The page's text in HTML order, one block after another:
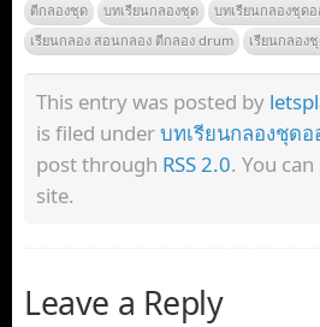
ตีกลองชุด บทเรียนกลองชุด บทเรียนกลองชุด
เรียนกลอง สอนกลอง ตีกลอง drum
เรียนกลอง
This entry was posted by
is filed underบทเรียนกลองชุด
post through RSS 2.0. You can
site.
Leave a Reply